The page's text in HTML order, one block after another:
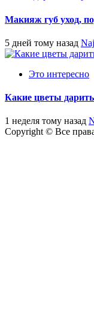
Макияж губ уход,
5 дней тому назад
Это интересно
Какие цветы
1 неделя тому назад
Copyright © Все